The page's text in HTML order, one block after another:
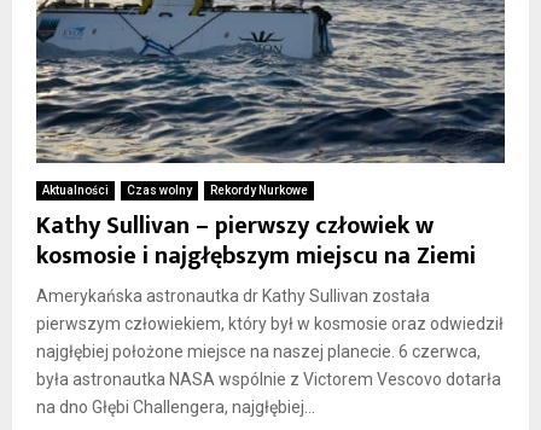
Aktualności Czas wolny Rekordy Nurkowe
Kathy Sullivan – pierwszy człowiek w
kosmosie i najgłębszym miejscu na Ziemi
Amerykańska astronautka dr Kathy Sullivan została
pierwszym człowiekiem, który był w kosmosie oraz odwiedził
najgłębiej położone miejsce na naszej planecie. 6 czerwca,
była astronautka NASA wspólnie z Victorem Vescovo dotarła
na dno Głębi Challengera, najgłębiej...